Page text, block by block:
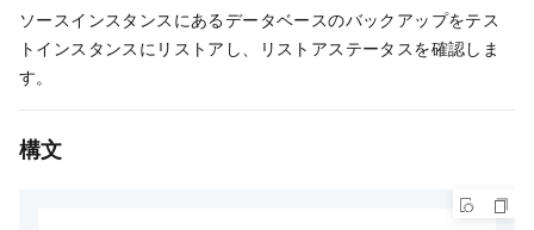
ソースインスタンスにあるデータベースのバックアップをテス
トインスタンスにリストアし、リストアステータスを確認しま
す。
構文